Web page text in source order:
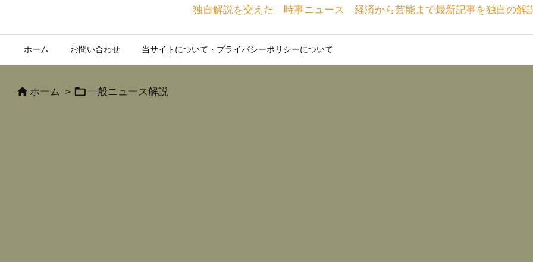
独自解説を交えた 時事ニュース 経済から芸能まで最新記事を独自の解
ホーム お問い合わせ 当サイトについて・プライバシーポリシーについて
 ホーム > 一般ニュース解説